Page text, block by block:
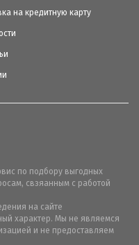
на кредитную карту
по подбору выгодных
свзяанным с работой
на сайте
характер. Мы не являемся
и не предоставляем